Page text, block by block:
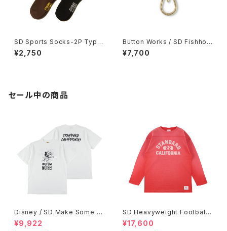
SD Sports Socks-2P Type
-2
¥2,750
Button Works / SD Fishhoo
k Shackle Key
¥7,700
セール中の商品
Disney / SD Make Some N
oise T
¥9,922
SD Heavyweight Football
Logo LS T VW
¥17,600